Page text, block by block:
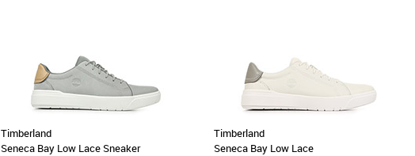
Timberland
Seneca Bay Low Lace Sneaker
Timberland
Seneca Bay Low Lace